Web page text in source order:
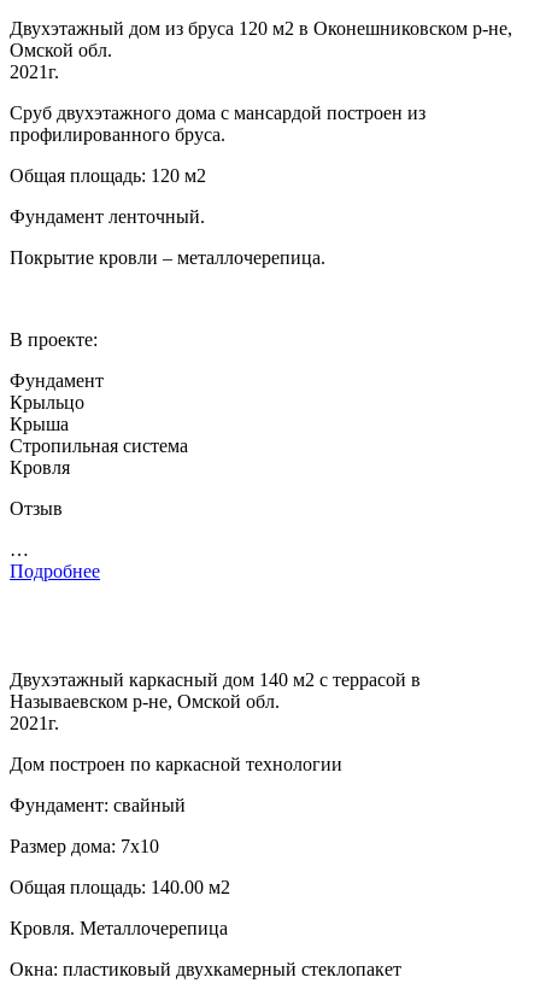
Двухэтажный дом из бруса 120 м2 в Оконешниковском р-не,
Омской обл.
2021г.
Сруб двухэтажного дома с мансардой построен из
профилированного бруса.
Общая площадь: 120 м2
Фундамент ленточный.
Покрытие кровли – металлочерепица.
В проекте:
Фундамент
Крыльцо
Крыша
Стропильная система
Кровля
Отзыв
…
Подробнее
Двухэтажный каркасный дом 140 м2 с террасой в
Называевском р-не, Омской обл.
2021г.
Дом построен по каркасной технологии
Фундамент: свайный
Размер дома: 7х10
Общая площадь: 140.00 м2
Кровля. Металлочерепица
Окна: пластиковый двухкамерный стеклопакет